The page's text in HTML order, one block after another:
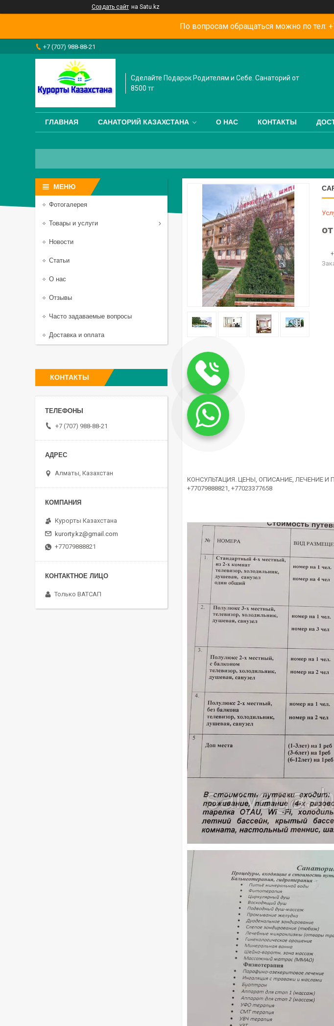
Создать сайт на Satu.kz
По вопросам обращаться можно по тел:
+7 (707) 988-88-21
Сделайте Подарок Родителям и Себе. Санаторий от
8500 тг
ГЛАВНАЯ САНАТОРИЙ КАЗАХСТАНА О НАС КОНТАКТЫ
от
КОНСУЛЬТАЦИЯ. ЦЕНЫ, ОПИСАНИЕ, ЛЕЧЕНИЕ
+77079888821, +77023377658
Фотогалерея
Товары и услуги
Новости
Статьи
О нас
Отзывы
Часто задаваемые вопросы
Доставка и оплата
КОНТАКТЫ
+7 (707) 988-88-21
Алматы, Казахстан
Курорты Казахстана
kurorty.kz@gmail.com
+77079888821
Только ВАТСАП